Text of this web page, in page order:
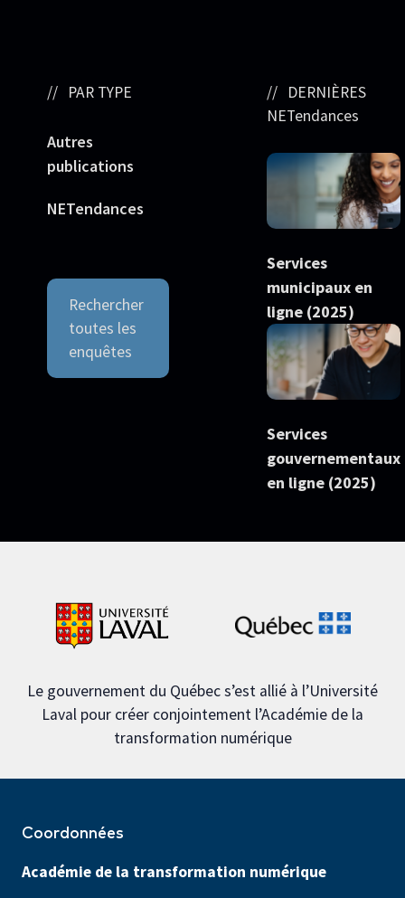
PAR TYPE
Autres
publications
NETendances
Rechercher
toutes les
enquêtes
DERNIÈRES
NETendances
Services
municipaux en
ligne (2025)
Services
gouvernementaux
en ligne (2025)
Le gouvernement du Québec s’est allié à l’Université
Laval pour créer conjointement l’Académie de la
transformation numérique
Coordonnées
Académie de la transformation numérique